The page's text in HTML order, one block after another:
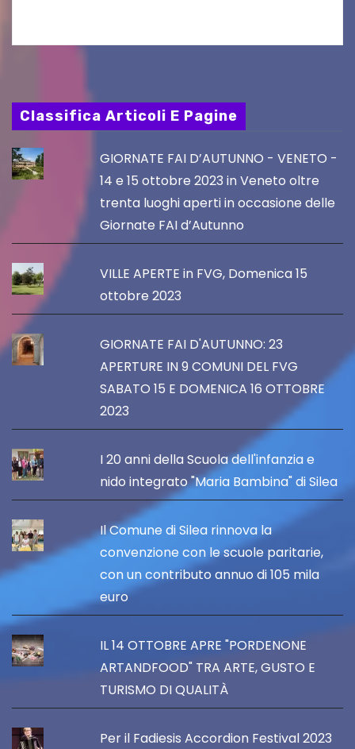
Classifica Articoli E Pagine
GIORNATE FAI D’AUTUNNO - VENETO -
14 e 15 ottobre 2023 in Veneto oltre
trenta luoghi aperti in occasione delle
Giornate FAI d’Autunno
VILLE APERTE in FVG, Domenica 15
ottobre 2023
GIORNATE FAI D'AUTUNNO: 23
APERTURE IN 9 COMUNI DEL FVG
SABATO 15 E DOMENICA 16 OTTOBRE
2023
I 20 anni della Scuola dell'infanzia e
nido integrato "Maria Bambina" di Silea
Il Comune di Silea rinnova la
convenzione con le scuole paritarie,
con un contributo annuo di 105 mila
euro
IL 14 OTTOBRE APRE "PORDENONE
ARTANDFOOD" TRA ARTE, GUSTO E
TURISMO DI QUALITÀ
Per il Fadiesis Accordion Festival 2023